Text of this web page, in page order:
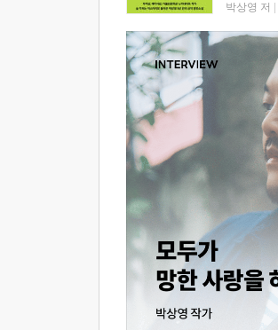
박상영 저